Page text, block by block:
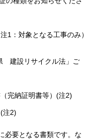
1：対象となる工事のみ）
建設リサイクル法」ご
完納証明書等）(注2)
注2)
必要となる書類です。な